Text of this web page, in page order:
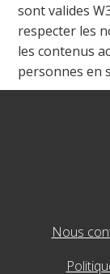
sont valides
respecter les
les contenus
personnes en
Nous